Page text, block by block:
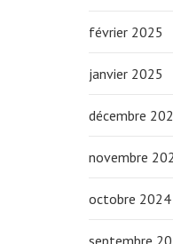
février 2025
janvier 2025
décembre
novembre
octobre 2024
septembre